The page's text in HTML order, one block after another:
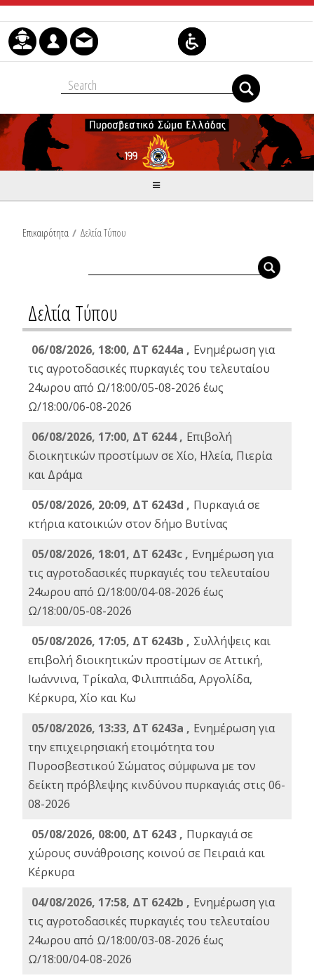
Μετάβαση στο περιεχόμενο
Επικαιρότητα / Δελτία Τύπου
Δελτία Τύπου
06/08/2026, 18:00, ΔΤ 6244a , Ενημέρωση για
τις αγροτοδασικές πυρκαγιές του τελευταίου
24ωρου από Ω/18:00/05-08-2026 έως
Ω/18:00/06-08-2026
06/08/2026, 17:00, ΔΤ 6244 , Επιβολή
διοικητικών προστίμων σε Χίο, Ηλεία, Πιερία
και Δράμα
05/08/2026, 20:09, ΔΤ 6243d , Πυρκαγιά σε
κτήρια κατοικιών στον δήμο Βυτίνας
05/08/2026, 18:01, ΔΤ 6243c , Ενημέρωση για
τις αγροτοδασικές πυρκαγιές του τελευταίου
24ωρου από Ω/18:00/04-08-2026 έως
Ω/18:00/05-08-2026
05/08/2026, 17:05, ΔΤ 6243b , Συλλήψεις και
επιβολή διοικητικών προστίμων σε Αττική,
Ιωάννινα, Τρίκαλα, Φιλιππιάδα, Αργολίδα,
Κέρκυρα, Χίο και Κω
05/08/2026, 13:33, ΔΤ 6243a , Ενημέρωση για
την επιχειρησιακή ετοιμότητα του
Πυροσβεστικού Σώματος σύμφωνα με τον
δείκτη πρόβλεψης κινδύνου πυρκαγιάς στις 06-
08-2026
05/08/2026, 08:00, ΔΤ 6243 , Πυρκαγιά σε
χώρους συνάθροισης κοινού σε Πειραιά και
Κέρκυρα
04/08/2026, 17:58, ΔΤ 6242b , Ενημέρωση για
τις αγροτοδασικές πυρκαγιές του τελευταίου
24ωρου από Ω/18:00/03-08-2026 έως
Ω/18:00/04-08-2026